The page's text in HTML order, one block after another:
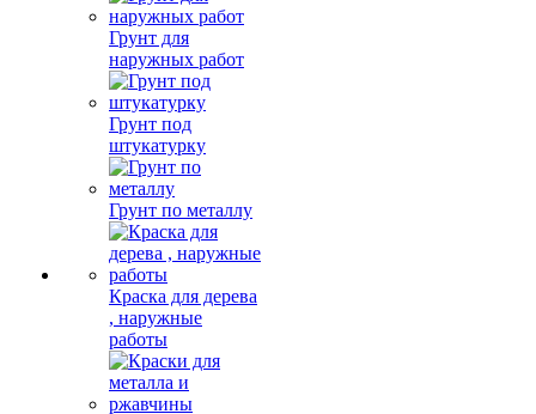
Грунт для
наружных работ
Грунт под
штукатурку
Грунт по металлу
Краска для дерева
, наружные
работы